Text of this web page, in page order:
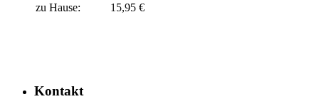
zu Hause:
15,95 €
Kontakt